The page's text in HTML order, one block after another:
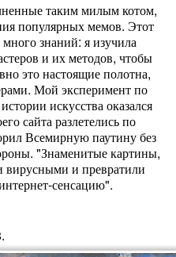
таким милым котом,
популярных мемов. Этот
знаний: я изучила
и их методов, чтобы
это настоящие полотна,
Мой эксперимент по
искусства оказался
сайта разлетелись по
Всемирную паутину без
"Знаменитые картины,
вирусными и превратили
сенсацию".